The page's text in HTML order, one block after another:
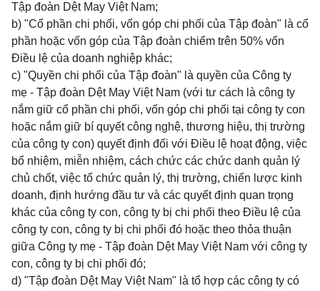
Tập đoàn Dệt May Việt Nam;
b) "Cổ phần chi phối, vốn góp chi phối của Tập đoàn" là cổ
phần hoặc vốn góp của Tập đoàn chiếm trên 50% vốn
Điều lệ của doanh nghiệp khác;
c) "Quyền chi phối của Tập đoàn" là quyền của Công ty
mẹ - Tập đoàn Dệt May Việt Nam (với tư cách là công ty
nắm giữ cổ phần chi phối, vốn góp chi phối tại công ty con
hoặc nắm giữ bí quyết công nghệ, thương hiệu, thị trường
của công ty con) quyết định đối với Điều lệ hoạt động, việc
bổ nhiệm, miễn nhiệm, cách chức các chức danh quản lý
chủ chốt, việc tổ chức quản lý, thị trường, chiến lược kinh
doanh, định hướng đầu tư và các quyết định quan trọng
khác của công ty con, công ty bị chi phối theo Điều lệ của
công ty con, công ty bị chi phối đó hoặc theo thỏa thuận
giữa Công ty mẹ - Tập đoàn Dệt May Việt Nam với công ty
con, công ty bị chi phối đó;
d) "Tập đoàn Dệt May Việt Nam" là tổ hợp các công ty có